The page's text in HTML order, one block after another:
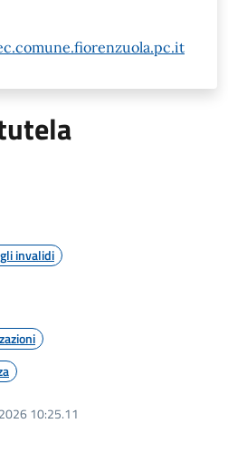
invalidi
10:25.11